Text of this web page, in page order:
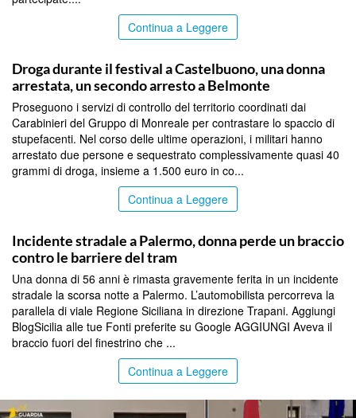
Continua a Leggere
Droga durante il festival a Castelbuono, una donna
arrestata, un secondo arresto a Belmonte
Proseguono i servizi di controllo del territorio coordinati dai
Carabinieri del Gruppo di Monreale per contrastare lo spaccio di
stupefacenti. Nel corso delle ultime operazioni, i militari hanno
arrestato due persone e sequestrato complessivamente quasi 40
grammi di droga, insieme a 1.500 euro in co...
Continua a Leggere
Incidente stradale a Palermo, donna perde un braccio
contro le barriere del tram
Una donna di 56 anni è rimasta gravemente ferita in un incidente
stradale la scorsa notte a Palermo. L’automobilista percorreva la
parallela di viale Regione Siciliana in direzione Trapani. Aggiungi
BlogSicilia alle tue Fonti preferite su Google AGGIUNGI Aveva il
braccio fuori del finestrino che ...
Continua a Leggere